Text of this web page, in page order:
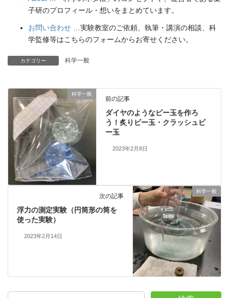
子研のプロフィール・想いをまとめています。
お問い合わせ …実験教室のご依頼、執筆・講演の相談、科
学監修等はこちらのフォームからお寄せください。
カテゴリー 科学一般
科学一般
前の記事
ダイヤのようなビー玉を作ろ
う！炙りビー玉・クラッシュビ
ー玉
2023年2月8日
科学一般
次の記事
浮力の測定実験（円筒形の筒を
使った実験）
2023年2月14日